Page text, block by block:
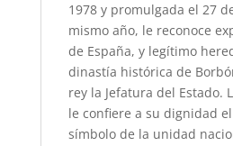
1978 y promulgada el 27
mismo año, le reconoce
de España, y legítimo
dinastía histórica de
rey la Jefatura del Estado.
le confiere a su dignidad
símbolo de la unidad